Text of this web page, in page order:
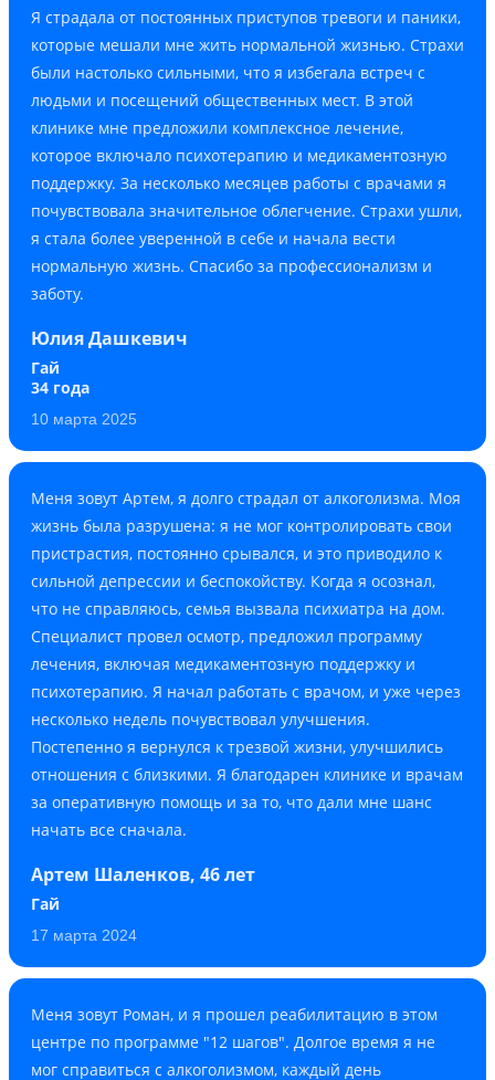
Я страдала от постоянных приступов тревоги и паники,
которые мешали мне жить нормальной жизнью. Страхи
были настолько сильными, что я избегала встреч с
людьми и посещений общественных мест. В этой
клинике мне предложили комплексное лечение,
которое включало психотерапию и медикаментозную
поддержку. За несколько месяцев работы с врачами я
почувствовала значительное облегчение. Страхи ушли,
я стала более уверенной в себе и начала вести
нормальную жизнь. Спасибо за профессионализм и
заботу.
Юлия Дашкевич
Гай
34 года
10 марта 2025
Меня зовут Артем, я долго страдал от алкоголизма. Моя
жизнь была разрушена: я не мог контролировать свои
пристрастия, постоянно срывался, и это приводило к
сильной депрессии и беспокойству. Когда я осознал,
что не справляюсь, семья вызвала психиатра на дом.
Специалист провел осмотр, предложил программу
лечения, включая медикаментозную поддержку и
психотерапию. Я начал работать с врачом, и уже через
несколько недель почувствовал улучшения.
Постепенно я вернулся к трезвой жизни, улучшились
отношения с близкими. Я благодарен клинике и врачам
за оперативную помощь и за то, что дали мне шанс
начать все сначала.
Артем Шаленков, 46 лет
Гай
17 марта 2024
Меня зовут Роман, и я прошел реабилитацию в этом
центре по программе "12 шагов". Долгое время я не
мог справиться с алкоголизмом, каждый день